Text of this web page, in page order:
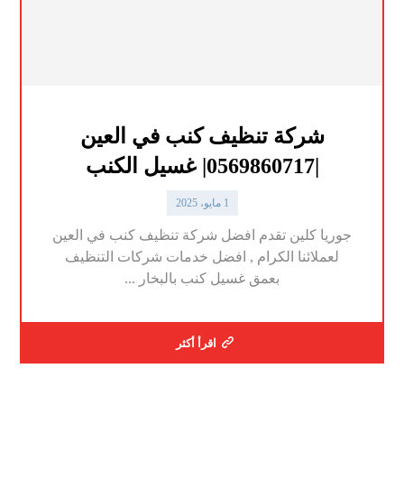
شركة تنظيف كنب في العين
|0569860717| غسيل الكنب
1 مايو، 2025
جوريا كلين تقدم افضل شركة تنظيف كنب في العين
لعملائنا الكرام , افضل خدمات شركات التنظيف
بعمق غسيل كنب بالبخار ...
اقرأ أكثر